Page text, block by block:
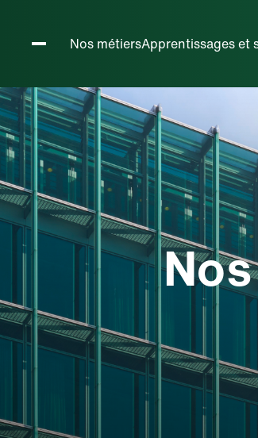
Nos métiersApprentissages et